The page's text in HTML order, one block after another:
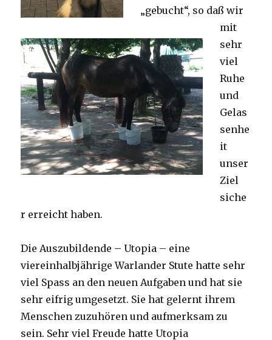
„gebucht“, so daß wir
mit
sehr
viel
Ruhe
und
Gelas
senhe
it
unser
Ziel
siche
r erreicht haben.
Die Auszubildende – Utopia – eine
viereinhalbjährige Warlander Stute hatte sehr
viel Spass an den neuen Aufgaben und hat sie
sehr eifrig umgesetzt. Sie hat gelernt ihrem
Menschen zuzuhören und aufmerksam zu
sein. Sehr viel Freude hatte Utopia